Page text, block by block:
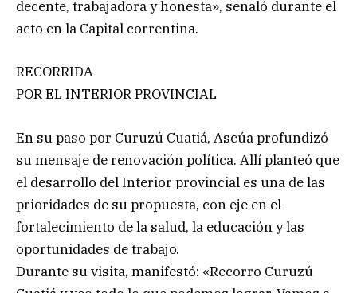
decente, trabajadora y honesta», señaló durante el
acto en la Capital correntina.
RECORRIDA
POR EL INTERIOR PROVINCIAL
En su paso por Curuzú Cuatiá, Ascúa profundizó
su mensaje de renovación política. Allí planteó que
el desarrollo del Interior provincial es una de las
prioridades de su propuesta, con eje en el
fortalecimiento de la salud, la educación y las
oportunidades de trabajo.
Durante su visita, manifestó: «Recorro Curuzú